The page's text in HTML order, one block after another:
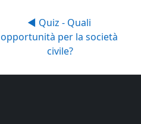
◀︎ Quiz - Quali
opportunità per la società
civile?